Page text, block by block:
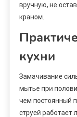
вручную, не
краном.
кухни
Замачивание
мытье при
чем постоянный
струей работает